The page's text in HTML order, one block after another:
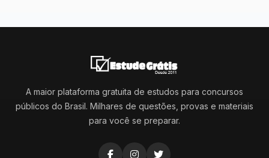
A maior plataforma gratuita de estudos para concursos
públicos do Brasil. Milhares de questões, provas e materiais
para você se preparar.